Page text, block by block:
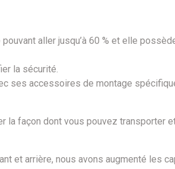
aller jusqu’à 60 % et elle
la sécurité.
ses accessoires de montage
la façon dont vous pouvez transporter
et arrière, nous avons augmenté les